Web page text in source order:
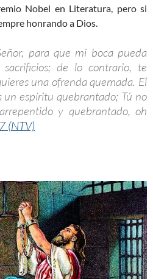
Nobel en Literatura, pero si
honrando a Dios.
para que mi boca pueda
de lo contrario, te
una ofrenda quemada. El
un espíritu quebrantado; Tú no
y quebrantado, oh
(NTV)